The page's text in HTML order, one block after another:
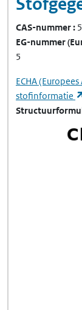
CAS-nummer
EG-nummer
5
ECHA
stofinformatie